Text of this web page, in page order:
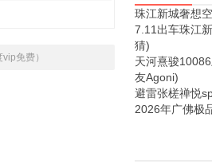
免费）
珠江新城奢想
7.11出车珠江
猜)
天河熹骏
友Agoni)
避雷张槎禅悦
2026年广佛极